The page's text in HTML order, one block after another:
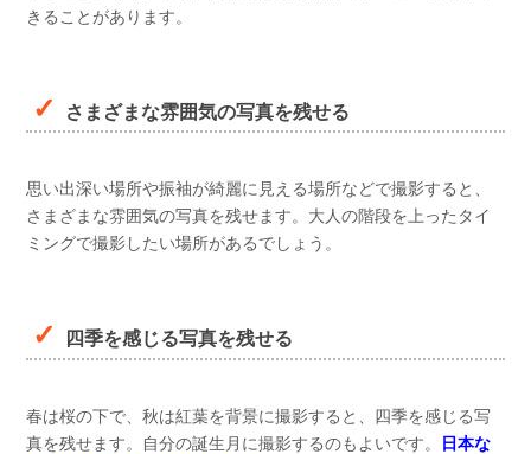
きることがあります。
さまざまな雰囲気の写真を残せる
思い出深い場所や振袖が綺麗に見える場所などで撮影すると、
さまざまな雰囲気の写真を残せます。大人の階段を上ったタイ
ミングで撮影したい場所があるでしょう。
四季を感じる写真を残せる
春は桜の下で、秋は紅葉を背景に撮影すると、四季を感じる写
真を残せます。自分の誕生月に撮影するのもよいです。
日本な